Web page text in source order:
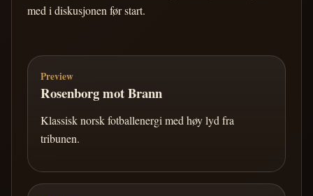
med i diskusjonen før start.
Preview
Rosenborg mot Brann
Klassisk norsk fotballenergi med høy lyd fra
tribunen.